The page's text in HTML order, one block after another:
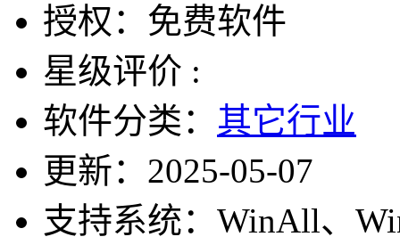
授权： 免费软件
星级评价 :
软件分类： 其它行业
更新： 2025-05-07
支持系统： WinAll、